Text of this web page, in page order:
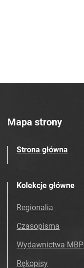
Mapa strony
Strona główna
Kolekcje główne
Regionalia
Czasopisma
Wydawnictwa MBP
Rękopisy